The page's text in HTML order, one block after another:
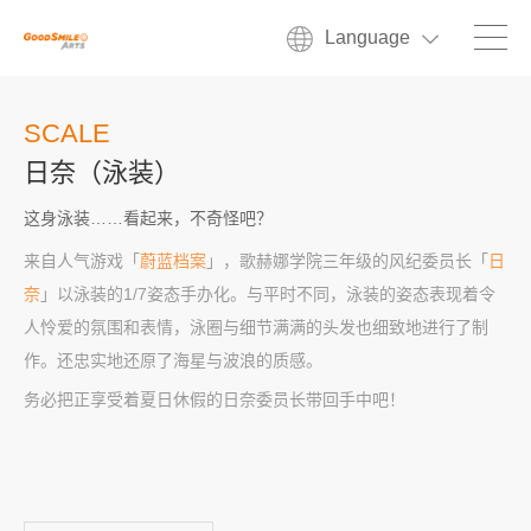
Language
SCALE
日奈（泳装）
这身泳装……看起来，不奇怪吧？
来自人气游戏「 蔚蓝档案 」，歌赫娜学院三年级的风纪委员长「 日
奈 」以泳装的1/7姿态手办化。与平时不同，泳装的姿态表现着令
人怜爱的氛围和表情，泳圈与细节满满的头发也细致地进行了制
作。还忠实地还原了海星与波浪的质感。
务必把正享受着夏日休假的日奈委员长带回手中吧！